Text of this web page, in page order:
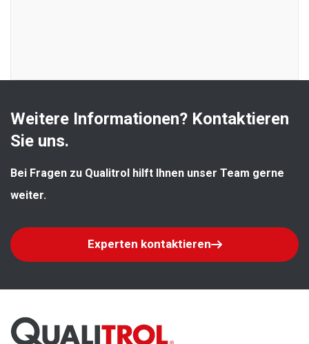
Weitere Informationen? Kontaktieren
Sie uns.
Bei Fragen zu Qualitrol hilft Ihnen unser Team gerne
weiter.
Experten kontaktieren